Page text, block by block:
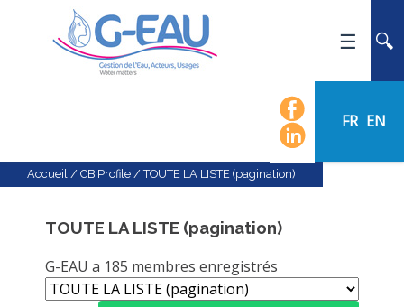
FR EN
ACTUALITÉS
CALENDRIER DES ÉVÈNEMENTS
LISTE DU PERSONNEL
Accueil / CB Profile /TOUTE LA LISTE (pagination)
TOUTE LA LISTE (pagination)
G-EAU a 185 membres enregistrés